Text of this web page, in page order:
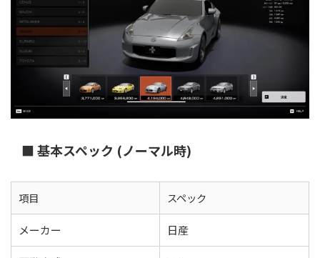
■ 基本スペック (ノーマル時)
項目 スペック
メーカー 日産